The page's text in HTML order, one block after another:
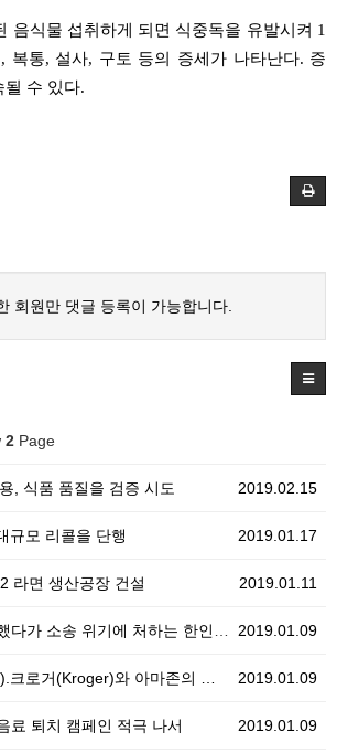
음식물 섭취하게 되면 식중독을 유발시켜 1
, 복통, 설사, 구토 등의 증세가 나타난다. 증
될 수 있다.
회원만 댓글 등록이 가능합니다.
2 Page
2019.02.15
, 식품 품질을 검증 시도
2019.01.17
규모 리콜을 단행
2019.01.11
라면 생산공장 건설
2019.01.09
가 소송 위기에 처하는 한인업소…
2019.01.09
크로거(Kroger)와 아마존의 …
2019.01.09
료 퇴치 캠페인 적극 나서